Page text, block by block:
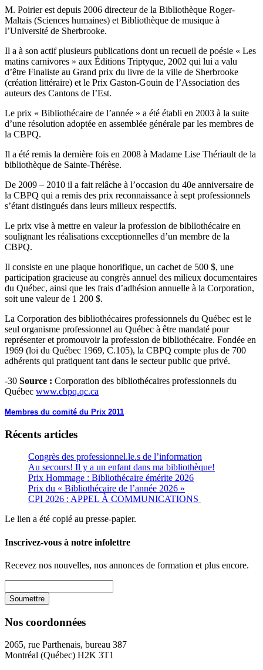
M. Poirier est depuis 2006 directeur de la Bibliothèque Roger-
Maltais (Sciences humaines) et Bibliothèque de musique à
l’Université de Sherbrooke.
Il a à son actif plusieurs publications dont un recueil de poésie « Les
matins carnivores » aux Éditions Triptyque, 2002 qui lui a valu
d’être Finaliste au Grand prix du livre de la ville de Sherbrooke
(création littéraire) et le Prix Gaston-Gouin de l’Association des
auteurs des Cantons de l’Est.
Le prix « Bibliothécaire de l’année » a été établi en 2003 à la suite
d’une résolution adoptée en assemblée générale par les membres de
la CBPQ.
Il a été remis la dernière fois en 2008 à Madame Lise Thériault de la
bibliothèque de Sainte-Thérèse.
De 2009 – 2010 il a fait relâche à l’occasion du 40e anniversaire de
la CBPQ qui a remis des prix reconnaissance à sept professionnels
s’étant distingués dans leurs milieux respectifs.
Le prix vise à mettre en valeur la profession de bibliothécaire en
soulignant les réalisations exceptionnelles d’un membre de la
CBPQ.
Il consiste en une plaque honorifique, un cachet de 500 $, une
participation gracieuse au congrès annuel des milieux documentaires
du Québec, ainsi que les frais d’adhésion annuelle à la Corporation,
soit une valeur de 1 200 $.
La Corporation des bibliothécaires professionnels du Québec est le
seul organisme professionnel au Québec à être mandaté pour
représenter et promouvoir la profession de bibliothécaire. Fondée en
1969 (loi du Québec 1969, C.105), la CBPQ compte plus de 700
adhérents qui pratiquent tant dans le secteur public que privé.
-30 Source : Corporation des bibliothécaires professionnels du
Québec www.cbpq.qc.ca
Membres du comité du Prix 2011
Récents articles
Congrès des professionnel.le.s de l’information
Au secours! Il y a un enfant dans ma bibliothèque!
Prix Hommage : Bibliothécaire émérite 2026
Prix du « Bibliothécaire de l’année 2026 »
CPI 2026 : APPEL À COMMUNICATIONS
Le lien a été copié au presse-papier.
Inscrivez-vous à notre infolettre
Recevez nos nouvelles, nos annonces de formation et plus encore.
Nos coordonnées
2065, rue Parthenais, bureau 387
Montréal (Québec) H2K 3T1